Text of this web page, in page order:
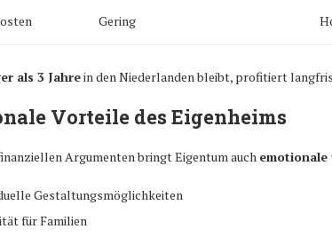
Gering
als 3 Jahrein den Niederlanden bleibt, profitiert
Vorteile des Eigenheims
Argumenten bringt Eigentum auch emotionale
Gestaltungsmöglichkeiten
für Familien